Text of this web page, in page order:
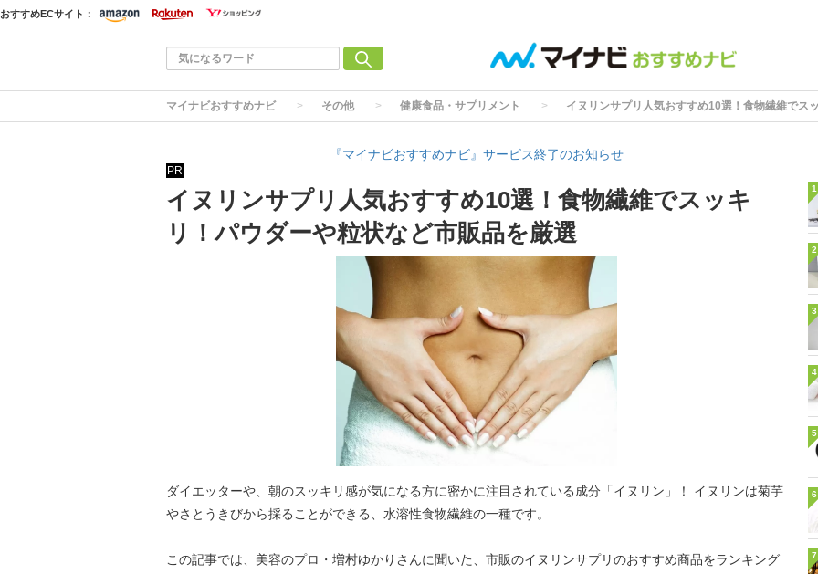
おすすめECサイト：
マイナビおすすめナビ その他 健康食品・サプリメント イヌリンサプリ人気おすすめ10選！食物繊維でス
『マイナビおすすめナビ』サービス終了のお知らせ
PR
イヌリンサプリ人気おすすめ10選！食物繊維でスッキ
リ！パウダーや粒状など市販品を厳選
ダイエッターや、朝のスッキリ感が気になる方に密かに注目されている成分「イヌリン」！ イヌリンは菊芋
やさとうきびから採ることができる、水溶性食物繊維の一種です。
この記事では、美容のプロ・増村ゆかりさんに聞いた、市販のイヌリンサプリのおすすめ商品をランキング
1
2
3
4
5
6
7